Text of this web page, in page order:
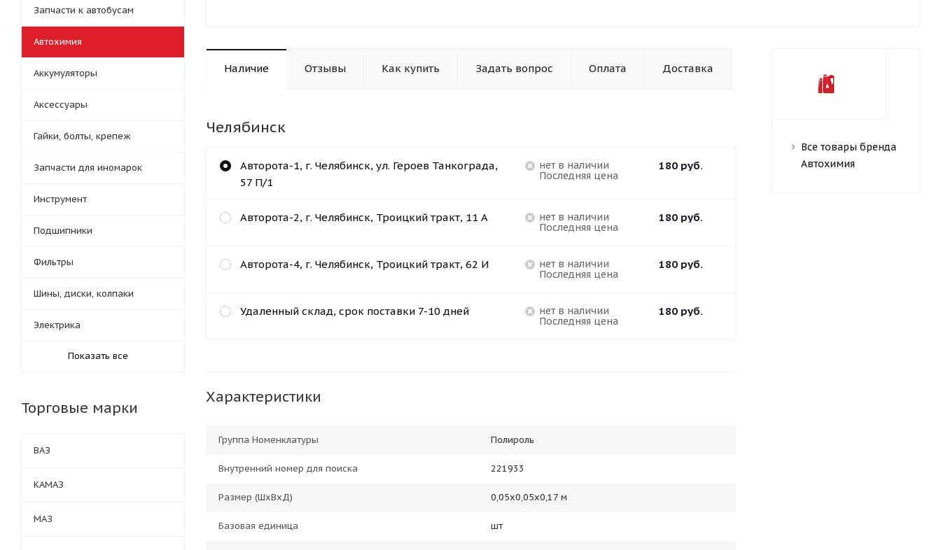
Наличие Отзывы Как купить Задать вопрос Оплата Доставка
Челябинск
Нет в наличии
Последняя цена
180руб.
Авторота-1, г. Челябинск, ул. Героев Танкограда,
57 П/1
Нет в наличии
Последняя цена
180руб.
Авторота-2, г. Челябинск, Троицкий тракт, 11 А
Нет в наличии
Последняя цена
180руб.
Авторота-4, г. Челябинск, Троицкий тракт, 62 И
Нет в наличии
Последняя цена
180руб.
Удаленный склад, срок поставки 7-10 дней
Характеристики
Группа Номенклатуры Полироль
Внутренний номер для поиска 221933
Размер (ШхВхД) 0,05х0,05х0,17 м
Базовая единица шт
Все товары бренда
Автохимия
Запчасти к автобусам
Автохимия
Аккумуляторы
Аксессуары
Гайки, болты, крепеж
Запчасти для иномарок
Инструмент
Подшипники
Фильтры
Шины, диски, колпаки
Электрика
Показать все
Торговые марки
ВАЗ
КАМАЗ
МАЗ